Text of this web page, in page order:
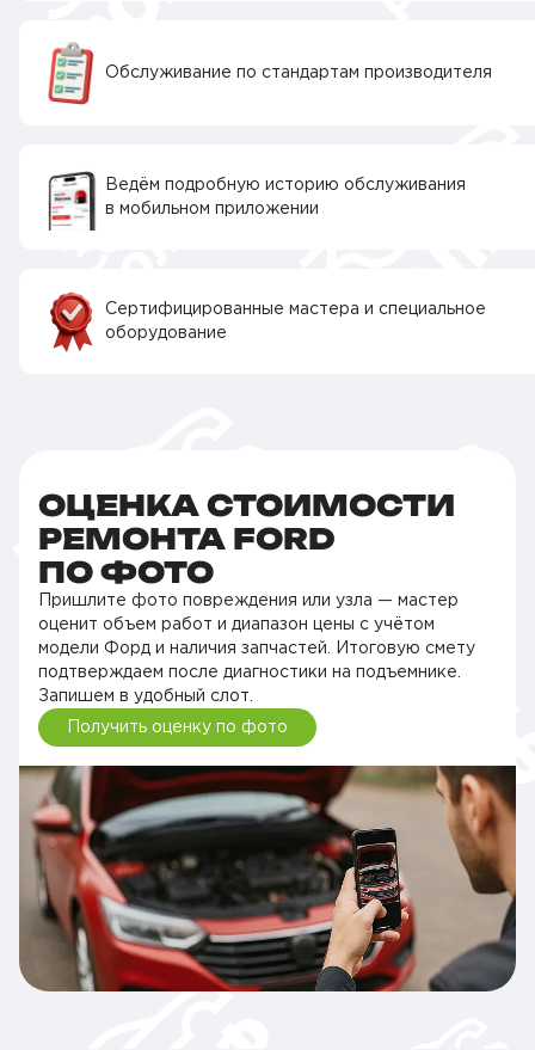
Обслуживание по стандартам производителя
Ведём подробную историю обслуживания
в мобильном приложении
Сертифицированные мастера и специальное
оборудование
ОЦЕНКА СТОИМОСТИ
РЕМОНТА FORD
ПО ФОТО
Пришлите фото повреждения или узла — мастер
оценит объем работ и диапазон цены с учётом
модели Форд и наличия запчастей. Итоговую смету
подтверждаем после диагностики на подъемнике.
Запишем в удобный слот.
Получить оценку по фото